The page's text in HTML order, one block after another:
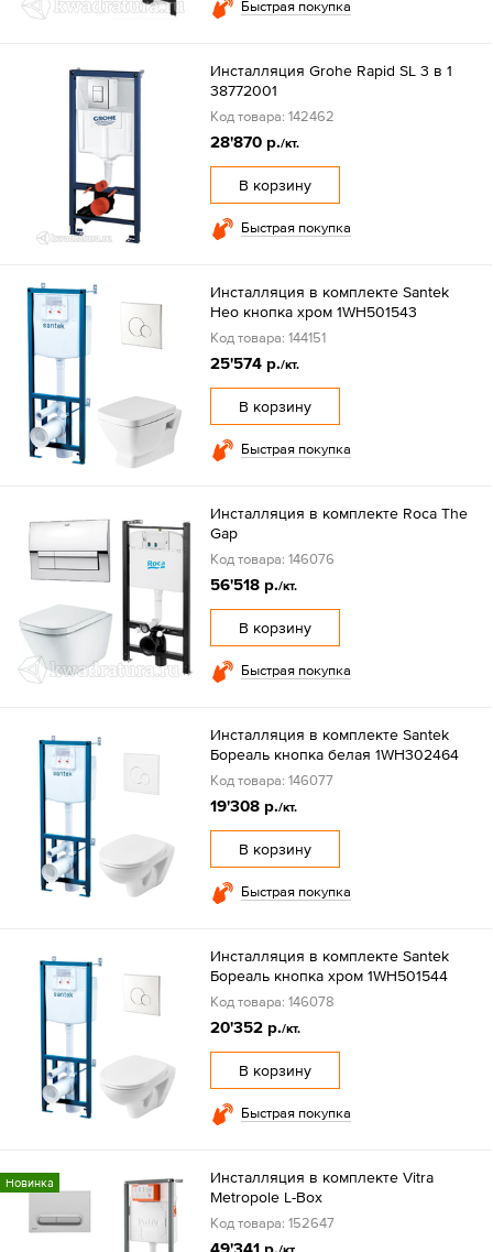
Быстрая покупка
Инсталляция Grohe Rapid SL 3 в 1
38772001
Код товара: 142462
28'870 р./кт.
В корзину
Быстрая покупка
Инсталляция в комплекте Santek
Нео кнопка хром 1WH501543
Код товара: 144151
25'574 р./кт.
В корзину
Быстрая покупка
Инсталляция в комплекте Roca The
Gap
Код товара: 146076
56'518 р./кт.
В корзину
Быстрая покупка
Инсталляция в комплекте Santek
Бореаль кнопка белая 1WH302464
Код товара: 146077
19'308 р./кт.
В корзину
Быстрая покупка
Инсталляция в комплекте Santek
Бореаль кнопка хром 1WH501544
Код товара: 146078
20'352 р./кт.
В корзину
Быстрая покупка
Новинка
Инсталляция в комплекте Vitra
Metropole L-Box
Код товара: 152647
49'341 р.